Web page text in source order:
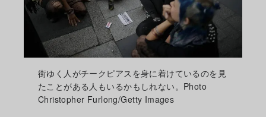
街ゆく人がチークピアスを身に着けているのを見
たことがある人もいるかもしれない。Photo
Christopher Furlong/Getty Images